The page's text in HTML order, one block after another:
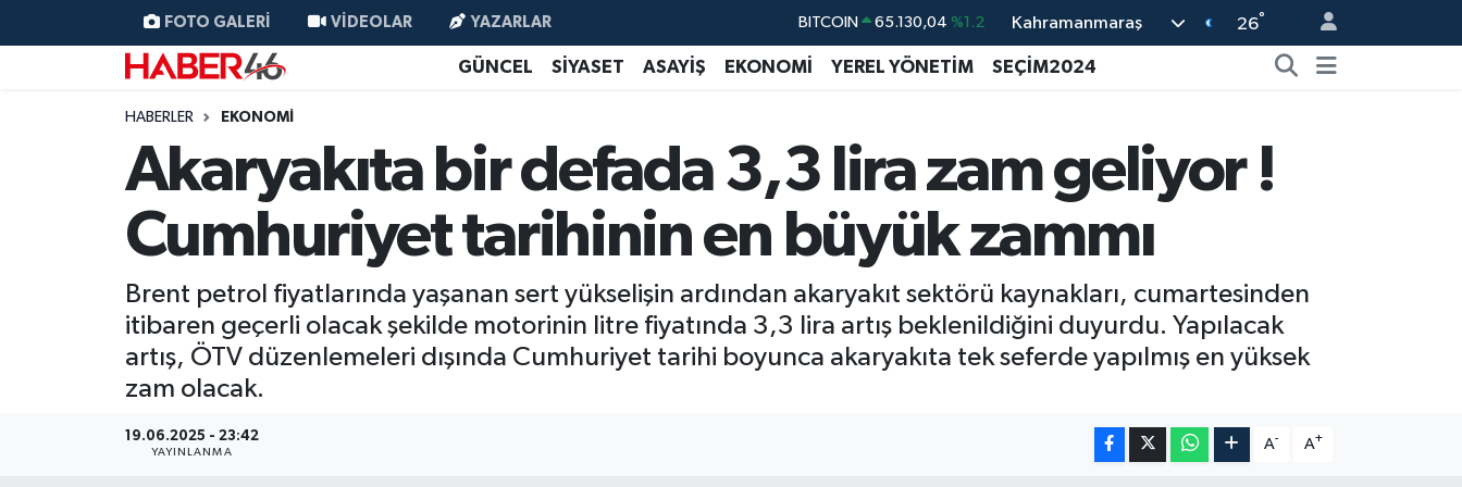
FOTO GALERI VIDEOLAR YAZARLAR BITCOIN 65.130,04 %1.2
DOLAR 47,7106 %0.17
STERLİN
GRAM ALTIN 6648.99 %2.59
BİST100 13.773
Kahramanmaraş 26°
GÜNCEL SİYASET ASAYİŞ EKONOMİ YEREL YÖNETİM SEÇİM2024
HABERLER EKONOMI
Akaryakıta bir defada 3,3 lira zam geliyor !
Cumhuriyet tarihinin en büyük zammı
Brent petrol fiyatlarında yaşanan sert yükselişin ardından akaryakıt sektörü kaynakları, cumartesinden
itibaren geçerli olacak şekilde motorinin litre fiyatında 3,3 lira artış beklenildiğini duyurdu. Yapılacak
artış, ÖTV düzenlemeleri dışında Cumhuriyet tarihi boyunca akaryakıta tek seferde yapılmış en yüksek
zam olacak.
19.06.2025 - 23:42
YAYINLANMA
A- A+
20:05 |Kahramanmaraş'ta Tarım İçin Su
20:02 |Kahramanmaraş'ta 5 Kilometrelik
GÜNCEL
EKONOMİ
TEKNOLOJİ
Nöbetçi Eczaneler
Kahramanmaraş Namaz Vakitleri
Trafik Durumu
Süper Lig Puan Durumu ve Fikstür
Tüm Manşetler